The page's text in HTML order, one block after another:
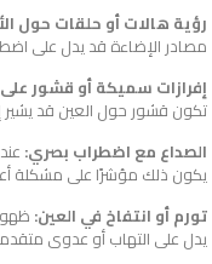
رؤية هالات أو حلقات حول
مصادر الإضاءة قد يدل على
إفرازات سميكة أو قشور على
تكون قشور حول العين قد يشير
الصداع مع اضطراب بصري:
يكون ذلك مؤشرًا على مشكلة
تورم أو انتفاخ في العين:
يدل على التهاب أو عدوى